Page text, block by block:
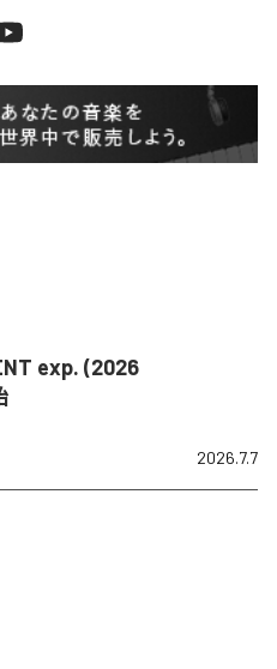
exp. (2026
2026.7.7